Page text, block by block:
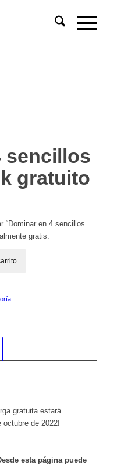
sencillos
gratuito
“Dominar en 4 sencillos
gratis.
gratuita estará
octubre de 2022!
esta página puede